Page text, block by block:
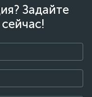
Задайте